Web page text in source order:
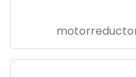
motorreductor